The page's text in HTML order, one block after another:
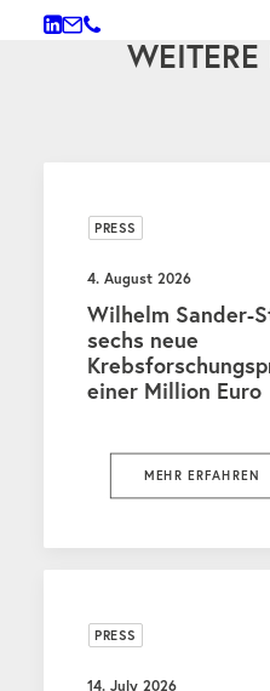
WEITERE
PRESS
4. August 2026
Wilhelm Sander-
sechs neue
einer Million Euro
MEHR ERFAHREN
PRESS
14. July 2026